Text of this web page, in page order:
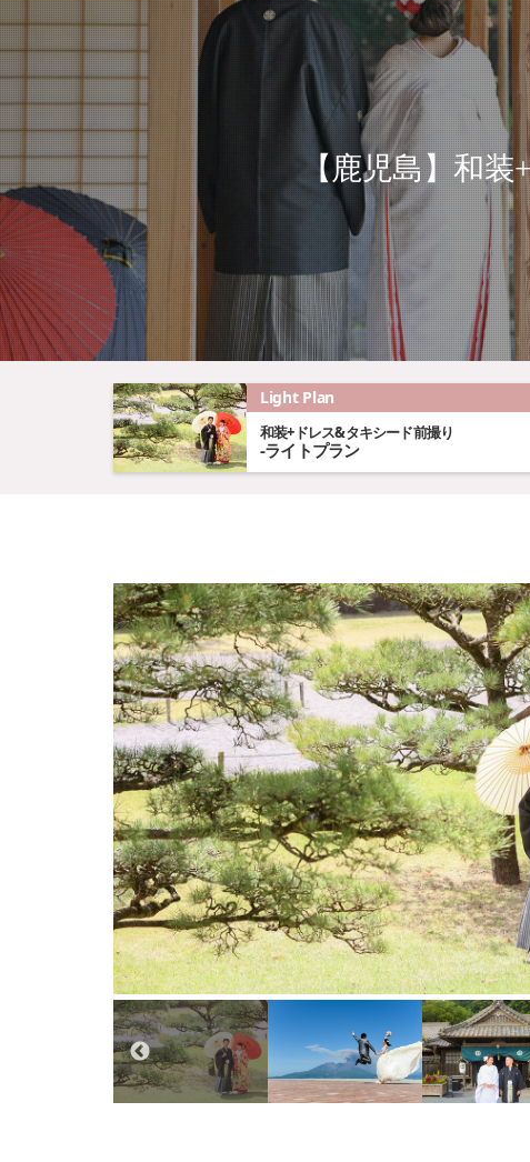
【鹿児島】和
Light Plan
和装+ドレス&タキシード前撮り
-ライトプラン